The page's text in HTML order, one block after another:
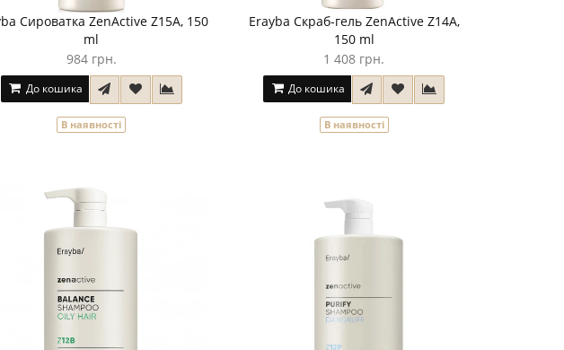
Сироватка ZenActive Z15A, 150
ml
984 грн.
До кошика
В наявності
Erayba Скраб-гель ZenActive Z14A,
150 ml
1 408 грн.
До кошика
В наявності